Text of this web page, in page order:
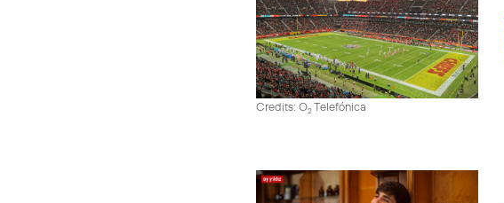
Credits: O2Telefónica